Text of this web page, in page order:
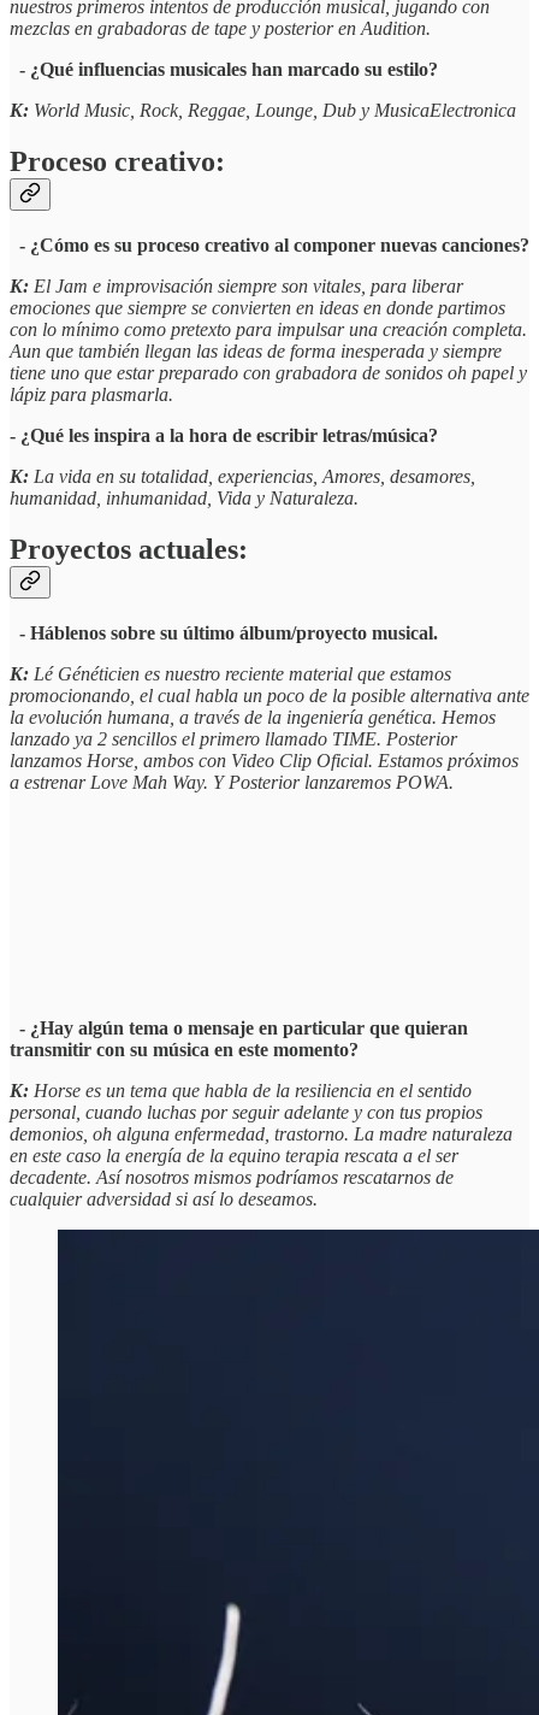
nuestros primeros intentos de producción musical, jugando con
mezclas en grabadoras de tape y posterior en Audition.
- ¿Qué influencias musicales han marcado su estilo?
K: World Music, Rock, Reggae, Lounge, Dub y MusicaElectronica
Proceso creativo:
- ¿Cómo es su proceso creativo al componer nuevas canciones?
K: El Jam e improvisación siempre son vitales, para liberar
emociones que siempre se convierten en ideas en donde partimos
con lo mínimo como pretexto para impulsar una creación completa.
Aun que también llegan las ideas de forma inesperada y siempre
tiene uno que estar preparado con grabadora de sonidos oh papel y
lápiz para plasmarla.
- ¿Qué les inspira a la hora de escribir letras/música?
K: La vida en su totalidad, experiencias, Amores, desamores,
humanidad, inhumanidad, Vida y Naturaleza.
Proyectos actuales:
- Háblenos sobre su último álbum/proyecto musical.
K: Lé Généticien es nuestro reciente material que estamos
promocionando, el cual habla un poco de la posible alternativa ante
la evolución humana, a través de la ingeniería genética. Hemos
lanzado ya 2 sencillos el primero llamado TIME. Posterior
lanzamos Horse, ambos con Video Clip Oficial. Estamos próximos
a estrenar Love Mah Way. Y Posterior lanzaremos POWA.
- ¿Hay algún tema o mensaje en particular que quieran
transmitir con su música en este momento?
K: Horse es un tema que habla de la resiliencia en el sentido
personal, cuando luchas por seguir adelante y con tus propios
demonios, oh alguna enfermedad, trastorno. La madre naturaleza
en este caso la energía de la equino terapia rescata a el ser
decadente. Así nosotros mismos podríamos rescatarnos de
cualquier adversidad si así lo deseamos.